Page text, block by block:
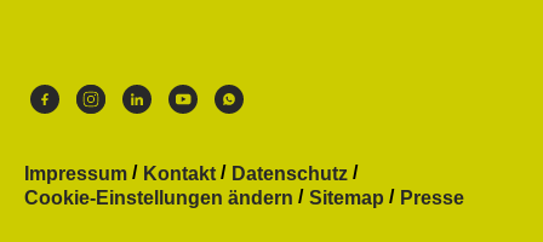
Impressum Kontakt
Datenschutz
Cookie-Einstellungen ändern
Sitemap Presse